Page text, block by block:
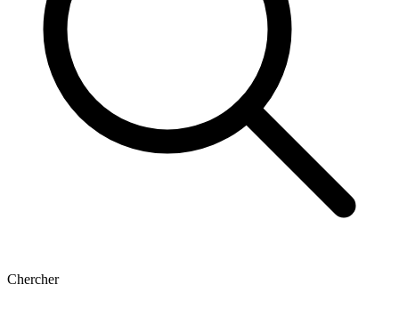
Chercher